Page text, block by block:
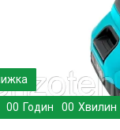
00 Годин 00 Хвилин